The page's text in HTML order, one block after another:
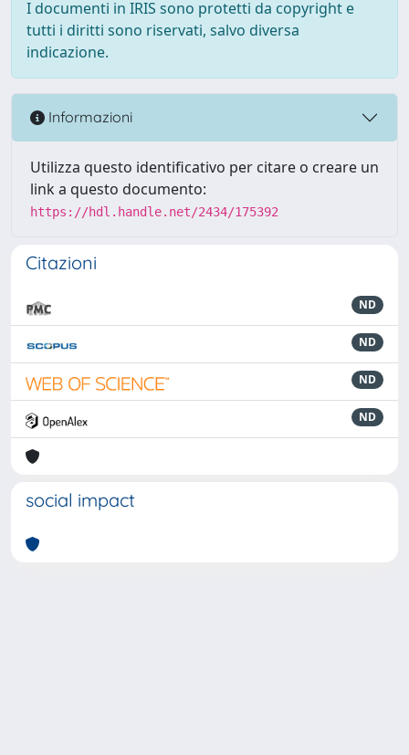
I documenti in IRIS sono protetti da copyright e
tutti i diritti sono riservati, salvo diversa
indicazione.
Informazioni
Utilizza questo identificativo per citare o creare un
link a questo documento:
https://hdl.handle.net/2434/175392
Citazioni
ND
ND
ND
ND
social impact